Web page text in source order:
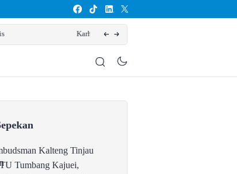
Terbakar 300 Hektare
Kalteng Tinjau
Tumbang Kajuei,